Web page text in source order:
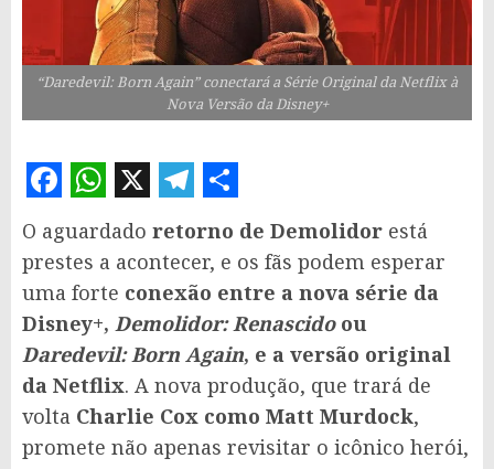
“Daredevil: Born Again” conectará a Série Original da Netflix à
Nova Versão da Disney+
Facebook
WhatsApp
X Telegram
Share
O aguardado retorno de Demolidor está
prestes a acontecer, e os fãs podem esperar
uma forte conexão entre a nova série da
Disney+, Demolidor: Renascidoou
Daredevil: Born Again, e a versão original
da Netflix. A nova produção, que trará de
volta Charlie Cox como Matt Murdock,
promete não apenas revisitar o icônico herói,